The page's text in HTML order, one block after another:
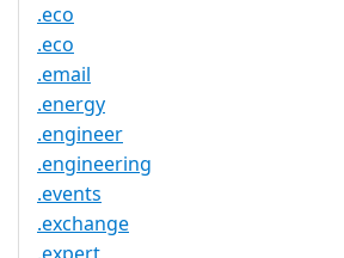
.eco
.eco
.email
.energy
.engineer
.engineering
.events
.exchange